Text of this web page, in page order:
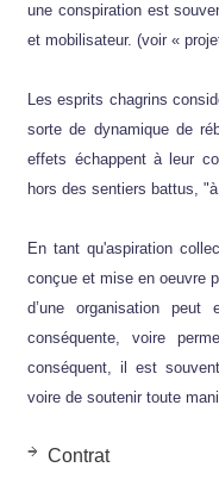
une conspiration est
et mobilisateur. (voir «
Les esprits chagrins
sorte de dynamique de
effets échappent à leur
hors des sentiers battus,
En tant qu'aspiration
conçue et mise en oeuvre
d’une organisation
conséquente, voire
conséquent, il est
voire de soutenir toute
Contrat